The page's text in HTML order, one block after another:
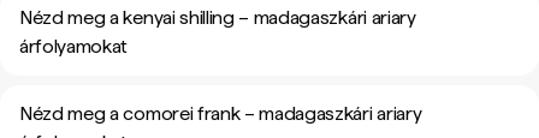
Nézd meg a kenyai shilling – madagaszkári ariary
árfolyamokat
Nézd meg a comorei frank – madagaszkári ariary